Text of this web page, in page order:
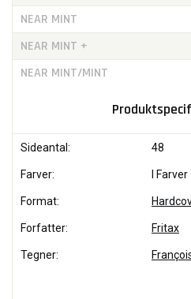
NEAR MINT
NEAR MINT +
NEAR MINT/MINT
Sideantal: 48
Farver: I Farver
Format:
Forfatter: Fritax
Tegner: